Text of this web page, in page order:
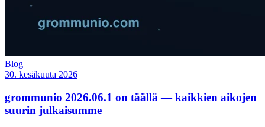
Blog
30. kesäkuuta 2026
grommunio 2026.06.1 on täällä — kaikkien aikojen
suurin julkaisumme